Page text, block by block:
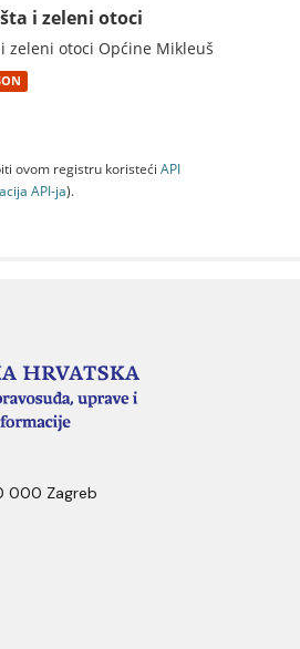
i zeleni otoci
zeleni otoci Općine Mikleuš
ovom registru koristeći API
API-jа).